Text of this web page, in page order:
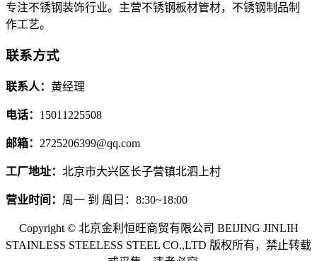
专注不锈钢装饰行业。主营不锈钢板材管材，不锈钢制品制
作工艺。
联系方式
联系人： 黄经理
电话： 15011225508
邮箱： 2725206399@qq.com
工厂地址： 北京市大兴区长子营镇北泗上村
营业时间： 周一 到 周日：8:30~18:00
Copyright © 北京金利恒旺商贸有限公司 BEIJING JINLIH
STAINLESS STEELESS STEEL CO.,LTD 版权所有，禁止转载